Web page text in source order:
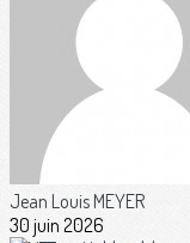
Jean Louis MEYER
30 juin 2026